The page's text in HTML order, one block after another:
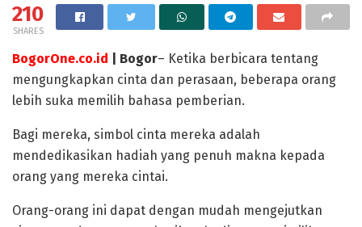
210
SHARES
BogorOne.co.id | Bogor– Ketika berbicara tentang
mengungkapkan cinta dan perasaan, beberapa orang
lebih suka memilih bahasa pemberian.
Bagi mereka, simbol cinta mereka adalah
mendedikasikan hadiah yang penuh makna kepada
orang yang mereka cintai.
Orang-orang ini dapat dengan mudah mengejutkan